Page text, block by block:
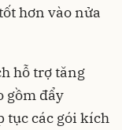
hơn vào nửa
hỗ trợ tăng
gồm đẩy
tục các gói kích